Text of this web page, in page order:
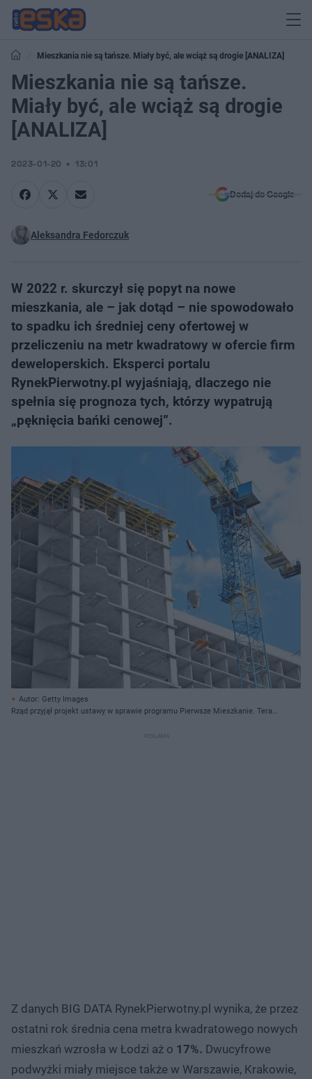
Mieszkania nie są tańsze. Miały być, ale wciąż są drogie [ANALIZA]
Mieszkania nie są tańsze.
Miały być, ale wciąż są drogie
[ANALIZA]
2023-01-20 13:01
Dodaj do Google
Aleksandra Fedorczuk
W 2022 r. skurczył się popyt na nowe
mieszkania, ale – jak dotąd – nie spowodowało
to spadku ich średniej ceny ofertowej w
przeliczeniu na metr kwadratowy w ofercie firm
deweloperskich. Eksperci portalu
RynekPierwotny.pl wyjaśniają, dlaczego nie
spełnia się prognoza tych, którzy wypatrują
„pęknięcia bańki cenowej”.
Autor: Getty Images
Rząd przyjął projekt ustawy w sprawie programu Pierwsze Mieszkanie. Teraz
Z danych BIG DATA RynekPierwotny.pl wynika, że przez
ostatni rok średnia cena metra kwadratowego nowych
mieszkań wzrosła w Łodzi aż o 17%. Dwucyfrowe
podwyżki miały miejsce także w Warszawie, Krakowie,